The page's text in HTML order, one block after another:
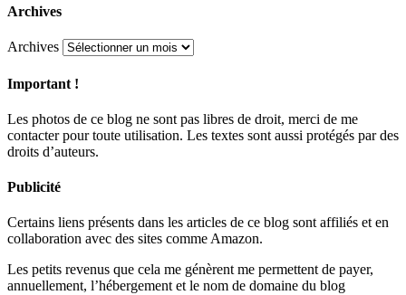
Archives
Archives
Important !
Les photos de ce blog ne sont pas libres de droit, merci de me
contacter pour toute utilisation. Les textes sont aussi protégés par des
droits d’auteurs.
Publicité
Certains liens présents dans les articles de ce blog sont affiliés et en
collaboration avec des sites comme Amazon.
Les petits revenus que cela me génèrent me permettent de payer,
annuellement, l’hébergement et le nom de domaine du blog